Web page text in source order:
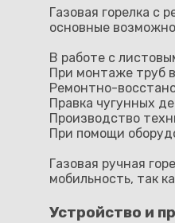
Газовая горелка с
основные
В работе с
При монтаже труб
Ремонтно-
Правка чугунных
Производство
При помощи
Газовая ручная
мобильность, так
Устройство и